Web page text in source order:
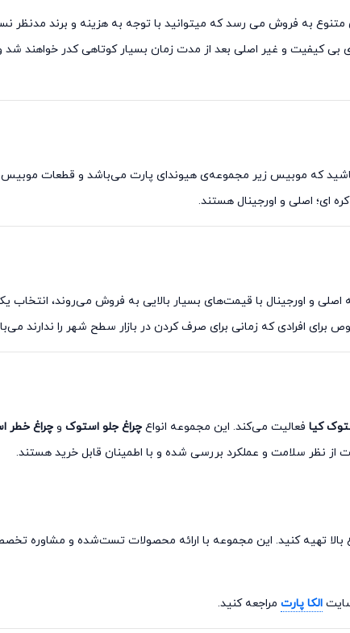
قیمت های متنوع به فروش می رسد که میتوانید با توجه به هزینه و برند
بی کیفیت و غیر اصلی بعد از مدت زمان بسیار کوتاهی کدر خواهند
اصلی و اورجینال با قیمت‌های بسیار بالایی به فروش می‌روند،
افرادی که زمانی برای صرف کردن در بازار سطح شهر را ندارند
کیا فعالیت می‌کند. این مجموعه انواع چراغ جلو استوک و چراغ خطر
نظر سلامت و عملکرد بررسی شده و با اطمینان قابل خرید هستند.
بالا تهیه کنید. این مجموعه با ارائه محصولات تست‌شده و مشاوره
الکا پارت مراجعه کنید.